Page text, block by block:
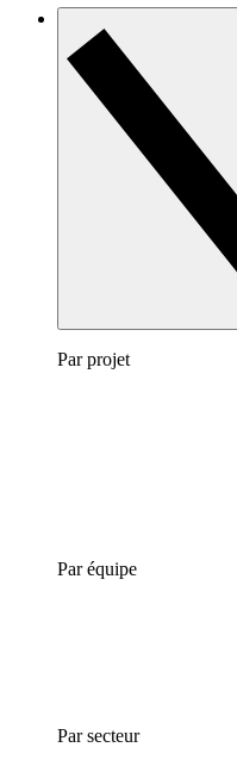
Par projet
Par équipe
Par secteur